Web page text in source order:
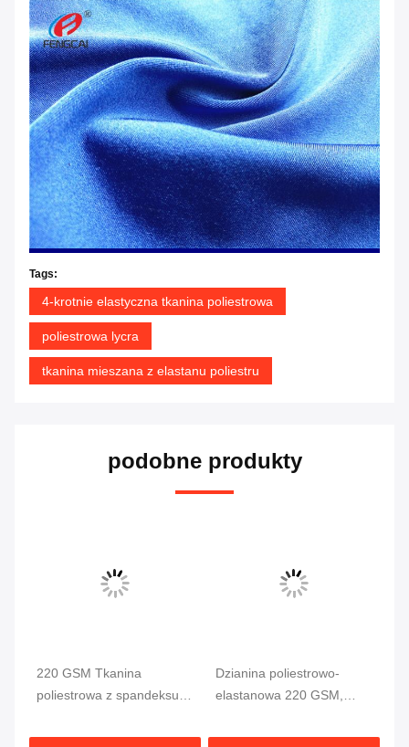
Tags:
4-krotnie elastyczna tkanina poliestrowa
poliestrowa lycra
tkanina mieszana z elastanu poliestru
podobne produkty
220 GSM Tkanina
poliestrowa z spandeksu
sportowych
Dzianina poliestrowo-
elastanowa 220 GSM,